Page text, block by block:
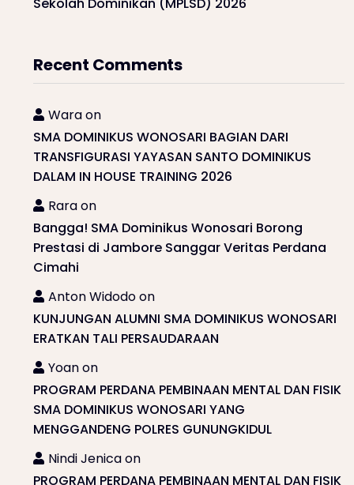
Recent Comments
Waraon
SMA DOMINIKUS WONOSARI BAGIAN DARI
TRANSFIGURASI YAYASAN SANTO DOMINIKUS
DALAM IN HOUSE TRAINING 2026
Raraon
Bangga! SMA Dominikus Wonosari Borong
Prestasi di Jambore Sanggar Veritas Perdana
Cimahi
Anton Widodoon
KUNJUNGAN ALUMNI SMA DOMINIKUS WONOSARI
ERATKAN TALI PERSAUDARAAN
Yoanon
PROGRAM PERDANA PEMBINAAN MENTAL DAN FISIK
SMA DOMINIKUS WONOSARI YANG
MENGGANDENG POLRES GUNUNGKIDUL
Nindi Jenicaon
PROGRAM PERDANA PEMBINAAN MENTAL DAN FISIK